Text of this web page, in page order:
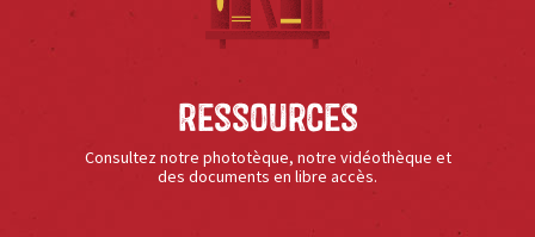
Ressources
Consultez notre phototèque, notre vidéothèque et
des documents en libre accès.